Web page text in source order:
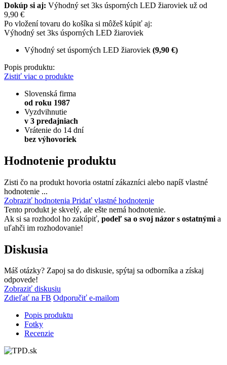
Dokúp si aj: Výhodný set 3ks úsporných LED žiaroviek už od
9,90 €
Po vložení tovaru do košíka si môžeš kúpiť aj:
Výhodný set 3ks úsporných LED žiaroviek
Výhodný set úsporných LED žiaroviek (9,90 €)
Popis produktu:
Zistiť viac o produkte
Slovenská firma
od roku 1987
Vyzdvihnutie
v 3 predajniach
Vrátenie do 14 dní
bez výhovoriek
Hodnotenie produktu
Zisti čo na produkt hovoria ostatní zákazníci alebo napíš vlastné
hodnotenie ...
Zobraziť hodnotenia Pridať vlastné hodnotenie
Tento produkt je skvelý, ale ešte nemá hodnotenie.
Ak si sa rozhodol ho zakúpiť, podeľ sa o svoj názor s ostatnými a
uľahči im rozhodovanie!
Diskusia
Máš otázky? Zapoj sa do diskusie, spýtaj sa odborníka a získaj
odpovede!
Zobraziť diskusiu
Zdieľať na FB Odporučiť e-mailom
Popis produktu
Fotky
Recenzie